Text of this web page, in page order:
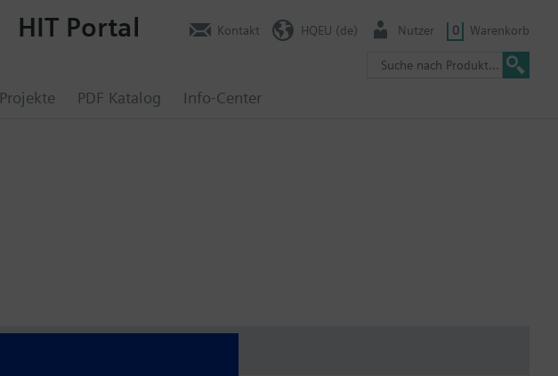
Projekte PDF Katalog Info-Center
HIT Portal Kontakt HQEU (de) Nutzer 0 Warenkorb